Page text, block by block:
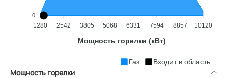
0
1280 2542 3805 5068 6331 7594 8857 10120
Мощность горелки (кВт)
Газ Входит в область
Мощность горелки